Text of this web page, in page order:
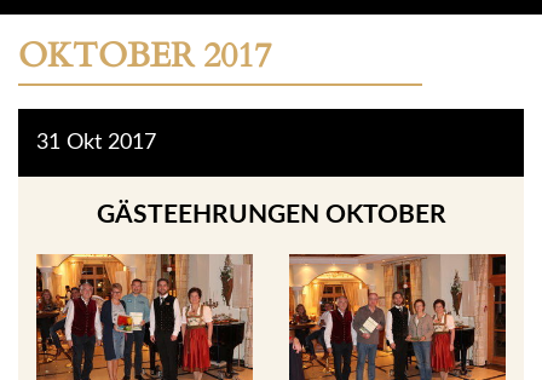
OKTOBER 2017
2017
31 Okt
GÄSTEEHRUNGEN OKTOBER